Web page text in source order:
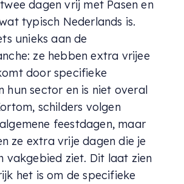
dagen vrij met Pasen en
typisch Nederlands is.
unieks aan de
ze hebben extra vrijee
door specifieke
hun sector en is niet overal
schilders volgen
feestdagen, maar
ze extra vrije dagen die je
vakgebied ziet. Dit laat zien
het is om de specifieke